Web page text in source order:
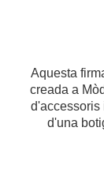
Aquesta
creada a
d'accessoris
d'una